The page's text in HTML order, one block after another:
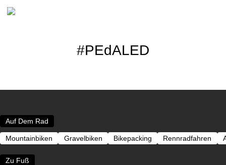
#PEdALED
Auf Dem Rad
Mountainbiken Gravelbiken Bikepacking Rennradfahren
Zu Fuß